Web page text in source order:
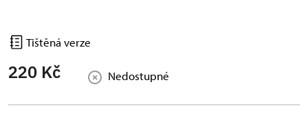
Tištěná verze
220 Kč Nedostupné